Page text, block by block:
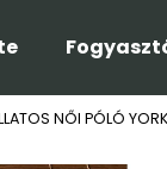
NŐI PÓLÓ
Mit